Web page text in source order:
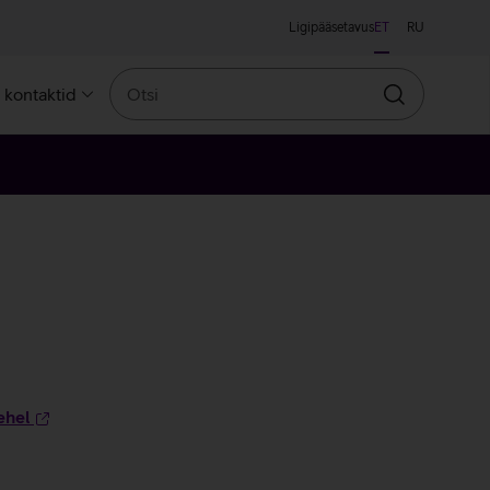
LigipääsetavusET RU
kontaktid
Otsin